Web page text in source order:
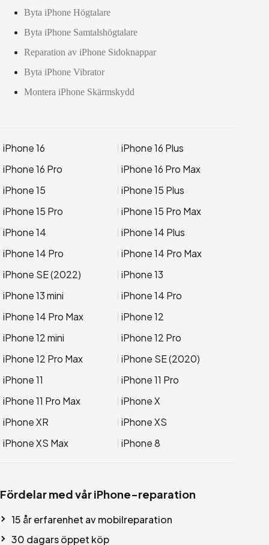
Byta iPhone Högtalare
Byta iPhone Samtalshögtalare
Reparation av iPhone Sidoknappar
Byta iPhone Vibrator
Montera iPhone Skärmskydd
iPhone 16
iPhone 16 Plus
iPhone 16 Pro
iPhone 16 Pro Max
iPhone 15
iPhone 15 Plus
iPhone 15 Pro
iPhone 15 Pro Max
iPhone 14
iPhone 14 Plus
iPhone 14 Pro
iPhone 14 Pro Max
iPhone SE (2022)
iPhone 13
iPhone 13 mini
iPhone 14 Pro
iPhone 14 Pro Max
iPhone 12
iPhone 12 mini
iPhone 12 Pro
iPhone 12 Pro Max
iPhone SE (2020)
iPhone 11
iPhone 11 Pro
iPhone 11 Pro Max
iPhone X
iPhone XR
iPhone XS
iPhone XS Max
iPhone 8
Fördelar med vår iPhone-reparation
15 år erfarenhet av mobilreparation
30 dagars öppet köp